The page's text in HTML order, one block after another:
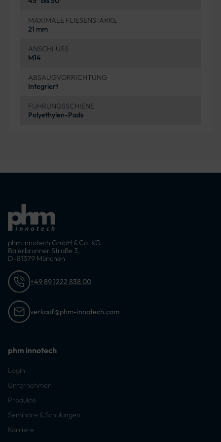
MAXIMALE FLIESENSTÄRKE
21 mm
ANSCHLUSS
M14
ABSAUGVORRICHTUNG
Integriert
FÜHRUNGSSCHIENE
Polyethylen-Pads
phm innotech GmbH & Co. KG
Baierbrunner Straße 3,
D-81379 München
+49 89 1222 838 00
verkauf@phm-innotech.com
phm innotech
Login
Unternehmen
Produkte
Seminare & Schulungen
Karriere